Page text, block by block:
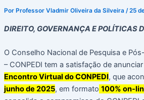
Por Professor Vladmir Oliveira da Silveira /25
DIREITO, GOVERNANÇA E POLÍTICAS
O Conselho Nacional de Pesquisa e
– CONPEDI tem a satisfação de
Encontro Virtual do CONPEDI, que
junho de 2025, em formato 100% on-